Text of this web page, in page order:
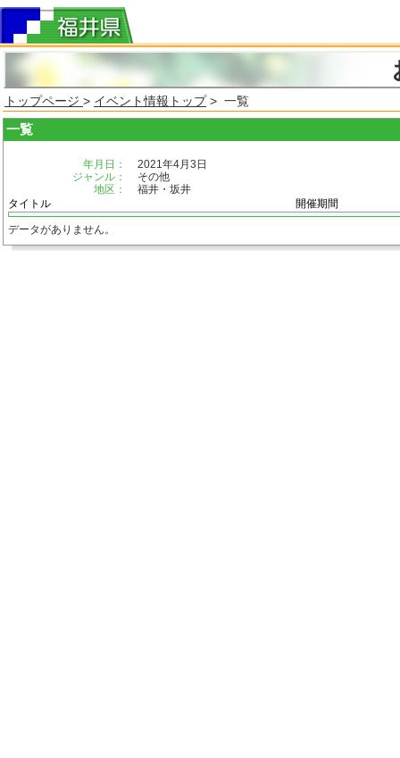
トップページ > イベント情報トップ> 一覧
一覧
年月日：
2021年4月3日
ジャンル：
その他
地区：
福井・坂井
タイトル
開催期間
データがありません。